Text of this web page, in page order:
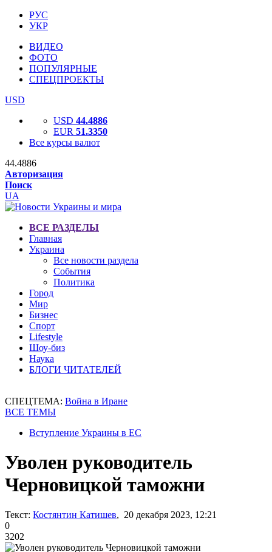
РУС
УКР
ВИДЕО
ФОТО
ПОПУЛЯРНЫЕ
СПЕЦПРОЕКТЫ
USD
USD 44.4886
EUR 51.3350
Все курсы валют
44.4886
Авторизация
Поиск
UA
ВСЕ РАЗДЕЛЫ
Главная
Украина
Все новости раздела
События
Политика
Город
Мир
Бизнес
Спорт
Lifestyle
Шоу-биз
Наука
БЛОГИ ЧИТАТЕЛЕЙ
СПЕЦТЕМА: Война в Иране
ВСЕ ТЕМЫ
Вступление Украины в ЕС
Уволен руководитель
Черновицкой таможни
Текст: Костянтин Катишев, 20 декабря 2023, 12:21
0
3202